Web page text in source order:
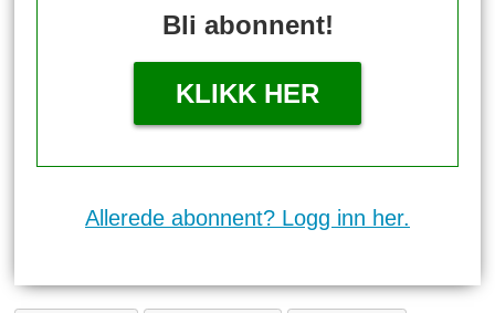
Bli abonnent!
KLIKK HER
Allerede abonnent? Logg inn her.